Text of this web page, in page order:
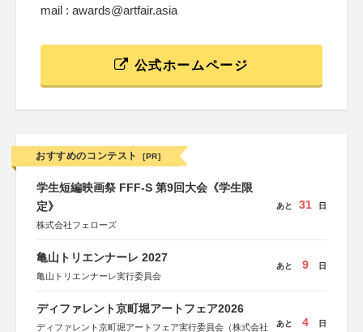
mail : awards@artfair.asia
公式ホームページ
おすすめのコンテスト [PR]
学生短編映画祭 FFF-S 第9回大会《学生限
定》
株式会社フェローズ
あと 31 日
亀山トリエンナーレ 2027
亀山トリエンナーレ実行委員会
あと 9 日
ディファレント京町堀アートフェア2026
ディファレント京町堀アートフェア実行委員会（株式会社
あと 4 日